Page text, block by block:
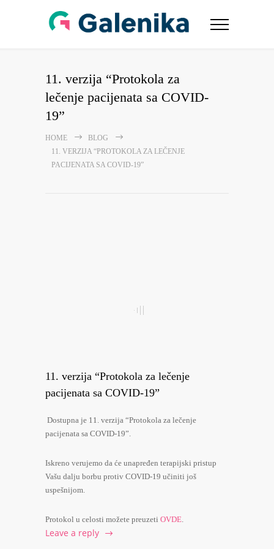
11. verzija “Protokola za
lečenje pacijenata sa COVID-
19”
HOME
BLOG
11. VERZIJA “PROTOKOLA ZA LEČENJE
PACIJENATA SA COVID-19”
11. verzija “Protokola za lečenje
pacijenata sa COVID-19”
Dostupna je 11. verzija “Protokola za lečenje
pacijenata sa COVID-19”.
Iskreno verujemo da će unapređen terapijski pristup
Vašu dalju borbu protiv COVID-19 učiniti još
uspešnijom.
Protokol u celosti možete preuzeti OVDE.
Leave a reply